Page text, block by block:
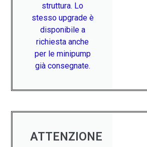
struttura. Lo
stesso upgrade è
disponibile a
richiesta anche
per le minipump
già consegnate.
ATTENZIONE